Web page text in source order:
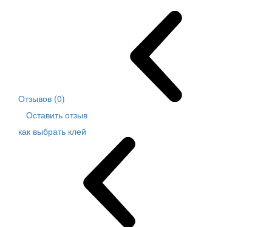
Отзывов (0)
Оставить отзыв
как выбрать клей